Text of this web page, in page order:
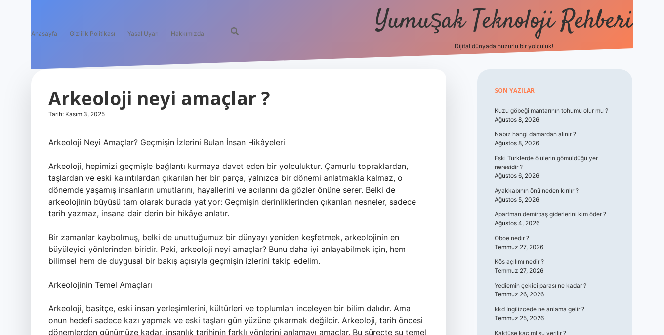
Anasayfa Gizlilik Politikası Yasal Uyarı Hakkımızda Yumuşak Teknoloji Rehberi
Dijital dünyada huzurlu bir yolculuk!
Arkeoloji neyi amaçlar ?
Tarih: Kasım 3, 2025
Arkeoloji Neyi Amaçlar? Geçmişin İzlerini Bulan İnsan Hikâyeleri
Arkeoloji, hepimizi geçmişle bağlantı kurmaya davet eden bir yolculuktur. Çamurlu topraklardan,
taşlardan ve eski kalıntılardan çıkarılan her bir parça, yalnızca bir dönemi anlatmakla kalmaz, o
dönemde yaşamış insanların umutlarını, hayallerini ve acılarını da gözler önüne serer. Belki de
arkeolojinin büyüsü tam olarak burada yatıyor: Geçmişin derinliklerinden çıkarılan nesneler, sadece
tarih yazmaz, insana dair derin bir hikâye anlatır.
Bir zamanlar kaybolmuş, belki de unuttuğumuz bir dünyayı yeniden keşfetmek, arkeolojinin en
büyüleyici yönlerinden biridir. Peki, arkeoloji neyi amaçlar? Bunu daha iyi anlayabilmek için, hem
bilimsel hem de duygusal bir bakış açısıyla geçmişin izlerini takip edelim.
Arkeolojinin Temel Amaçları
Arkeoloji, basitçe, eski insan yerleşimlerini, kültürleri ve toplumları inceleyen bir bilim dalıdır. Ama
onun hedefi sadece kazı yapmak ve eski taşları gün yüzüne çıkarmak değildir. Arkeoloji, tarih öncesi
dönemlerden günümüze kadar, insanlık tarihinin farklı yönlerini anlamayı amaçlar. Bu süreçte şu temel
Sidebar
SON YAZILAR
Kuzu göbeği mantarının tohumu olur mu ?
Ağustos 8, 2026
Nabız hangi damardan alınır ?
Ağustos 8, 2026
Eski Türklerde ölülerin gömüldüğü yer
neresidir ?
Ağustos 6, 2026
Ayakkabının önü neden kırılır ?
Ağustos 5, 2026
Apartman demirbaş giderlerini kim öder ?
Ağustos 4, 2026
Oboe nedir ?
Temmuz 27, 2026
Kös açılımı nedir ?
Temmuz 27, 2026
Yediemin çekici parası ne kadar ?
Temmuz 26, 2026
kkd İngilizcede ne anlama gelir ?
Temmuz 25, 2026
Kaktüse kaç ml su verilir ?